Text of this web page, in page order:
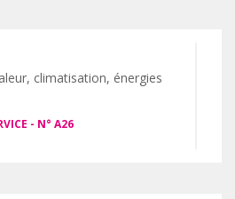
climatisation, énergies
A26